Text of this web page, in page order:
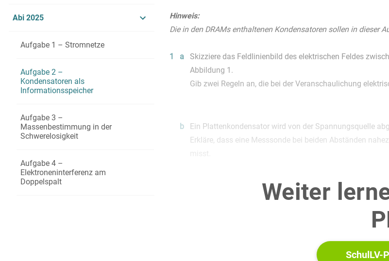
Abi 2025
Aufgabe 1 – Stromnetze
Aufgabe 2 –
Kondensatoren als
Informationsspeicher
Aufgabe 3 –
Massenbestimmung in der
Schwerelosigkeit
Aufgabe 4 –
Elektroneninterferenz am
Doppelspalt
Hinweis:
Die in den DRAMs enthaltenen Kondensatoren sollen in dieser
1 a
Skizziere das Feldlinienbild des elektrischen Feldes
Abbildung 1.
Gib zwei Regeln an, die bei der Veranschaulichung
b
Ein Plattenkondensator wird von der Spannungsquelle
Erkläre, dass eine Messsonde bei beiden Abständen
In einem Modellversuch zu DRAMs wird der
Vergleiche qualitativ mithilfe der Abbildung 2 in Material
Weiter
SchulLV-